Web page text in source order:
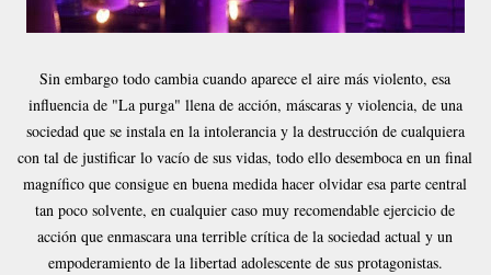
Sin embargo todo cambia cuando aparece el aire más violento, esa
influencia de "La purga" llena de acción, máscaras y violencia, de una
sociedad que se instala en la intolerancia y la destrucción de cualquiera
con tal de justificar lo vacío de sus vidas, todo ello desemboca en un final
magnífico que consigue en buena medida hacer olvidar esa parte central
tan poco solvente, en cualquier caso muy recomendable ejercicio de
acción que enmascara una terrible crítica de la sociedad actual y un
empoderamiento de la libertad adolescente de sus protagonistas.